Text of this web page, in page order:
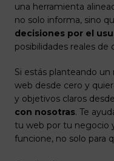
una herramienta
no solo informa, sino
decisiones por el
posibilidades reales de
Si estás planteando
web desde cero y
y objetivos claros
con nosotras. Te
tu web por tu negocio
funcione, no solo para